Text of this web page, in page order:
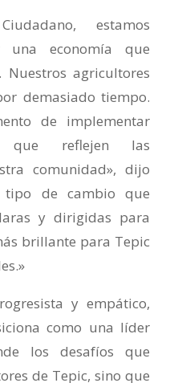
estamos
una economía que
agricultores
demasiado tiempo.
de implementar
que reflejen las
comunidad», dijo
tipo de cambio que
y dirigidas para
brillante para Tepic
y empático,
como una líder
los desafíos que
de Tepic, sino que